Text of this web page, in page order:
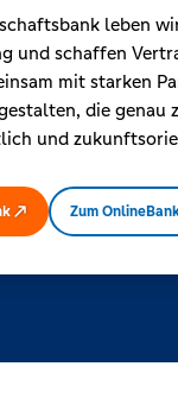
leben
und schaffen
mit starken
die genau
und
Zum